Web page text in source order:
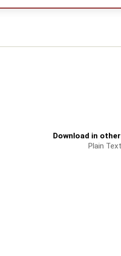
Download in
Plain Text